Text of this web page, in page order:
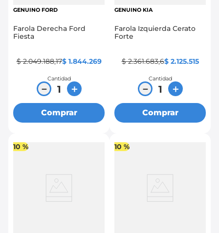
GENUINO FORD
Farola Derecha Ford
Fiesta
$ 2.049.188,17$ 1.844.269
Cantidad
＋
－
Comprar
GENUINO KIA
Farola Izquierda Cerato
Forte
$ 2.361.683,6$ 2.125.515
Cantidad
＋
－
Comprar
10 % 10 %